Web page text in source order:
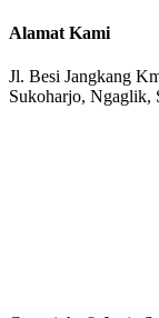
Alamat Kami
Jl. Besi Jangkang
Sukoharjo, Ngaglik,